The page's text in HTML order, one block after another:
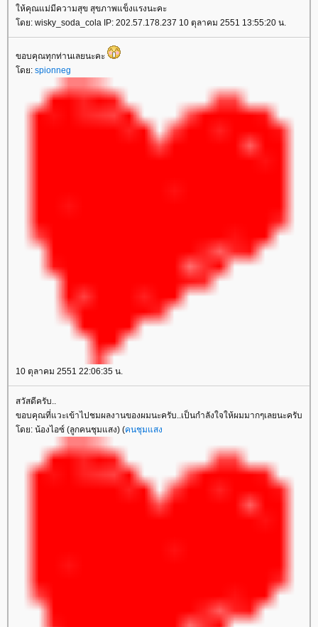
ให้คุณแม่มีความสุข สุขภาพแข็งแรงนะคะ
โดย: wisky_soda_cola IP: 202.57.178.237 10 ตุลาคม 2551 13:55:20 น.
ขอบคุณทุกท่านเลยนะคะ
โดย: spionneg
10 ตุลาคม 2551 22:06:35 น.
สวัสดีครับ..
ขอบคุณที่แวะเข้าไปชมผลงานของผมนะครับ..เป็นกำลังใจให้ผมมากๆเลยนะครับ
โดย: น้องไอซ์ (ลูกคนชุมแสง) (คนชุมแสง